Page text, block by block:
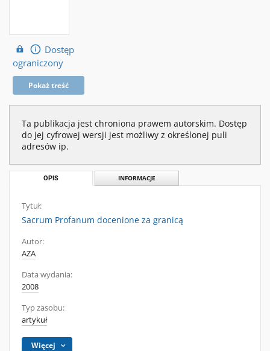
Dostęp
ograniczony
Pokaż treść
Ta publikacja jest chroniona prawem autorskim. Dostęp
do jej cyfrowej wersji jest możliwy z określonej puli
adresów ip.
OPIS INFORMACJE
Tytuł:
Sacrum Profanum docenione za granicą
Autor:
AZA
Data wydania:
2008
Typ zasobu:
artykuł
Więcej